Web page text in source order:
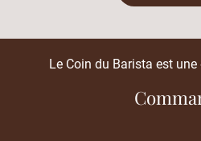
Le Coin du Barista est